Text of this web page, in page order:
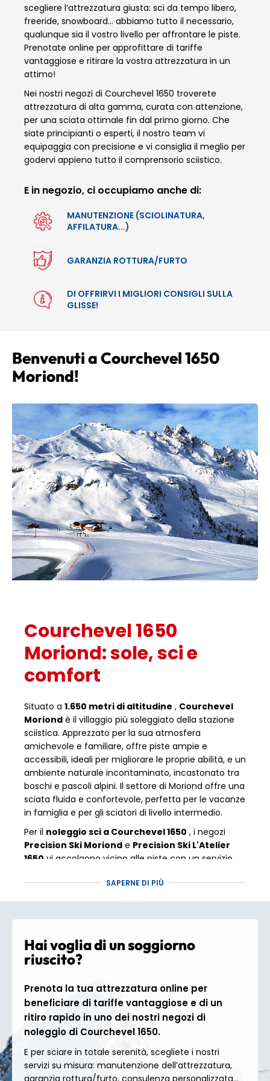
scegliere l’attrezzatura giusta: sci da tempo libero,
freeride, snowboard… abbiamo tutto il necessario,
qualunque sia il vostro livello per affrontare le piste.
Prenotate online per approfittare di tariffe
vantaggiose e ritirare la vostra attrezzatura in un
attimo!
Nei nostri negozi di Courchevel 1650 troverete
attrezzatura di alta gamma, curata con attenzione,
per una sciata ottimale fin dal primo giorno. Che
siate principianti o esperti, il nostro team vi
equipaggia con precisione e vi consiglia il meglio per
godervi appieno tutto il comprensorio sciistico.
E in negozio, ci occupiamo anche di:
MANUTENZIONE (SCIOLINATURA,
AFFILATURA...)
GARANZIA ROTTURA/FURTO
DI OFFRIRVI I MIGLIORI CONSIGLI SULLA
GLISSE!
Benvenuti a Courchevel 1650
Moriond!
Courchevel 1650
Moriond: sole, sci e
comfort
Situato a 1.650 metri di altitudine , Courchevel
Moriond è il villaggio più soleggiato della stazione
sciistica. Apprezzato per la sua atmosfera
amichevole e familiare, offre piste ampie e
accessibili, ideali per migliorare le proprie abilità, e un
ambiente naturale incontaminato, incastonato tra
boschi e pascoli alpini. Il settore di Moriond offre una
sciata fluida e confortevole, perfetta per le vacanze
in famiglia e per gli sciatori di livello intermedio.
Per il noleggio sci a Courchevel 1650 , i negozi
Precision Ski Moriond e Precision Ski L'Atelier
1650 vi accolgono vicino alle piste con un servizio
Courchevel e il
comprensorio sciistico
delle 3 Valli
fa parte del più grande comprensorio sciistico del
mondo. Il comprensorio di Courchevel vanta150 km
di piste, raggiungendo i 2.738 mdi altitudine a La
Saulire, mentre le3 Valléesoffrono
piste
158 impianti di risalita
e un'altitudine che
va dai
1.100 m ai 3.230 m
l'85% delle piste sopra i 1.800 metri
, il manto
SAPERNE DI PIÙ
Hai voglia di un soggiorno
riuscito?
Prenota la tua attrezzatura online per
beneficiare di tariffe vantaggiose e di un
ritiro rapido in uno dei nostri negozi di
noleggio di Courchevel 1650.
E per sciare in totale serenità, scegliete i nostri
servizi su misura: manutenzione dell’attrezzatura,